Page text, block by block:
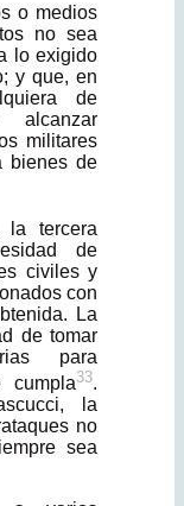
o medios
no sea
lo exigido
y que, en
de
alcanzar
militares
bienes de
la tercera
de
civiles y
con
La
de tomar
para
cumpla33.
la
no
sea